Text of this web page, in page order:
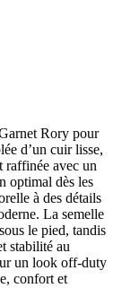
Rory pour
d’un cuir lisse,
raffinée avec un
optimal dès les
à des détails
La semelle
le pied, tandis
stabilité au
un look off-duty
confort et